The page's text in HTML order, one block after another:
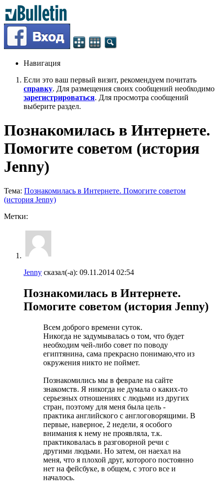
Навигация
Если это ваш первый визит, рекомендуем почитать
справку. Для размещения своих сообщений необходимо
зарегистрироваться. Для просмотра сообщений
выберите раздел.
Познакомилась в Интернете.
Помогите советом (история
Jenny)
Тема: Познакомилась в Интернете. Помогите советом
(история Jenny)
Метки:
Jenny сказал(-а): 09.11.2014 02:54
Познакомилась в Интернете.
Помогите советом (история Jenny)
Всем доброго времени суток.
Никогда не задумывалась о том, что будет
необходим чей-либо совет по поводу
египтянина, сама прекрасно понимаю,что из
окружения никто не поймет.
Познакомились мы в феврале на сайте
знакомств. Я никогда не думала о каких-то
серьезных отношениях с людьми из других
стран, поэтому для меня была цель -
практика английского с англоговорящими. В
первые, наверное, 2 недели, я особого
внимания к нему не проявляла, т.к.
практиковалась в разговорной речи с
другими людьми. Но затем, он наехал на
меня, что я плохой друг, которого постоянно
нет на фейсбуке, в общем, с этого все и
началось.